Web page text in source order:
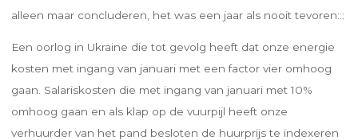
alleen maar concluderen, het was een jaar als nooit tevoren:::
Een oorlog in Ukraine die tot gevolg heeft dat onze energie
kosten met ingang van januari met een factor vier omhoog
gaan. Salariskosten die met ingang van januari met 10%
omhoog gaan en als klap op de vuurpijl heeft onze
verhuurder van het pand besloten de huurprijs te indexeren